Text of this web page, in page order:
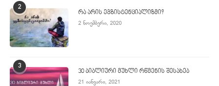
2
რა არის ეგზისტენციალიზმი?
2 ნოემბერი, 2020
3
30 ბიბლიური მუხლი რწმენის შესახებ
21 იანვარი, 2021